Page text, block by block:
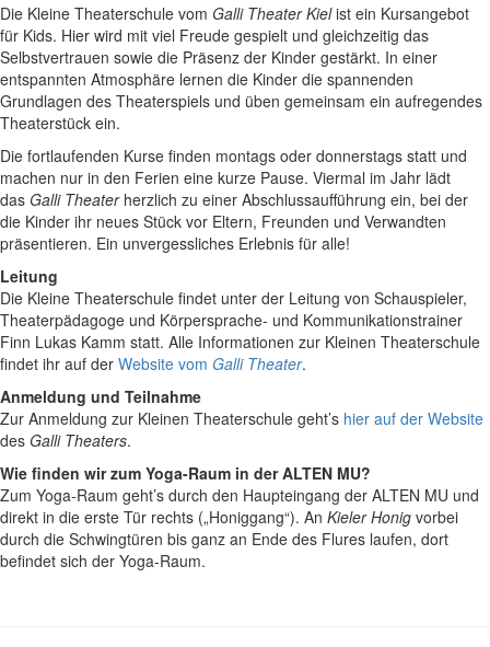
Die Kleine Theaterschule vom Galli Theater Kielist ein Kursangebot
für Kids. Hier wird mit viel Freude gespielt und gleichzeitig das
Selbstvertrauen sowie die Präsenz der Kinder gestärkt. In einer
entspannten Atmosphäre lernen die Kinder die spannenden
Grundlagen des Theaterspiels und üben gemeinsam ein aufregendes
Theaterstück ein.
Die fortlaufenden Kurse finden montags oder donnerstags statt und
machen nur in den Ferien eine kurze Pause. Viermal im Jahr lädt
das Galli Theaterherzlich zu einer Abschlussaufführung ein, bei der
die Kinder ihr neues Stück vor Eltern, Freunden und Verwandten
präsentieren. Ein unvergessliches Erlebnis für alle!
Leitung
Die Kleine Theaterschule findet unter der Leitung von Schauspieler,
Theaterpädagoge und Körpersprache- und Kommunikationstrainer
Finn Lukas Kamm statt. Alle Informationen zur Kleinen Theaterschule
findet ihr auf der Website vom Galli Theater.
Anmeldung und Teilnahme
Zur Anmeldung zur Kleinen Theaterschule geht’s hier auf der Website
des Galli Theaters.
Wie finden wir zum Yoga-Raum in der ALTEN MU?
Zum Yoga-Raum geht’s durch den Haupteingang der ALTEN MU und
direkt in die erste Tür rechts („Honiggang“). An Kieler Honig vorbei
durch die Schwingtüren bis ganz an Ende des Flures laufen, dort
befindet sich der Yoga-Raum.